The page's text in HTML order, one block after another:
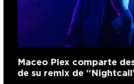
Maceo Plex comparte
de su remix de